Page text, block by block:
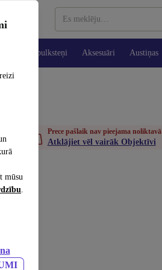
mūsu
.
Viedpulksteņi Aksesuāri Austiņas
Prece pašlaik nav pieejama noliktavā
Atklājiet vēl vairāk Objektīvi